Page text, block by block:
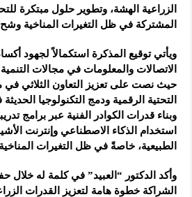
الزراعية الهشة، وتطوير حلول مبتكرة
المشتركة في ظل التغيرات المناخية وشح
ويأتي توقيع المذكرة استكمالاً لجهود
الاتصالات والمعلومات في مجالات
حيث نصت على تعزيز التعاون الثلاثي في
التحتية الرقمية ودمج التكنولوجيا
وبناء قدرات الكوادر الفنية عبر برامج
استخدام الذكاء الاصطناعي وإنترنت
الطبيعية، خاصةً في ظل التغيرات
وأكد الدكتور “العبيد” في كلمة له خلال
الشراكة خطوة هامة لتعزيز القدرات